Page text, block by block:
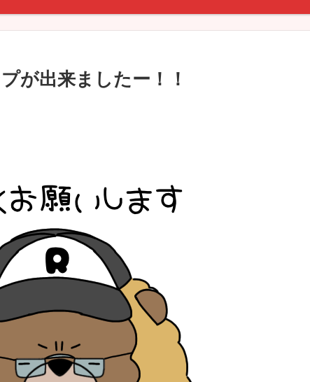
が出来ましたー！！